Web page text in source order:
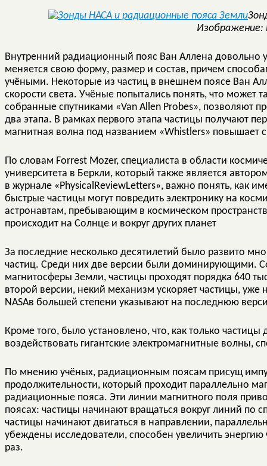
Изображение:
Внутренний радиационный пояс Ван Аллена довольно
меняется свою форму, размер и состав, причем
учёными. Некоторые из частиц в внешнем поясе Ван
скорости света. Учёные попытались понять, что может
собранные спутниками «Van Allen Probes», позволяют
два этапа. В рамках первого этапа частицы получают
магнитная волна под названием «Whistlers» повышает
По словам Forrest Mozer, специалиста в области
университета в Беркли, который также является
в журнале «PhysicalReviewLetters», важно понять, как
быстрые частицы могут повредить электронику на
астронавтам, пребывающим в космическом
происходит на Солнце и вокруг других планет
За последние несколько десятилетий было развито
частиц. Среди них две версии были доминирующими.
магнитосферы Земли, частицы проходят порядка 640
второй версии, некий механизм ускоряет частицы,
NASAв большей степени указывают на последнюю
Кроме того, было установлено, что, как только частицы
воздействовать гигантские электромагнитные волны,
По мнению учёных, радиационным поясам присущ
продолжительности, который проходит параллельно
радиационные пояса. Эти линии магнитного поля
поясах: частицы начинают вращаться вокруг линий по
частицы начинают двигаться в направлении,
убеждены исследователи, способен увеличить
раз.